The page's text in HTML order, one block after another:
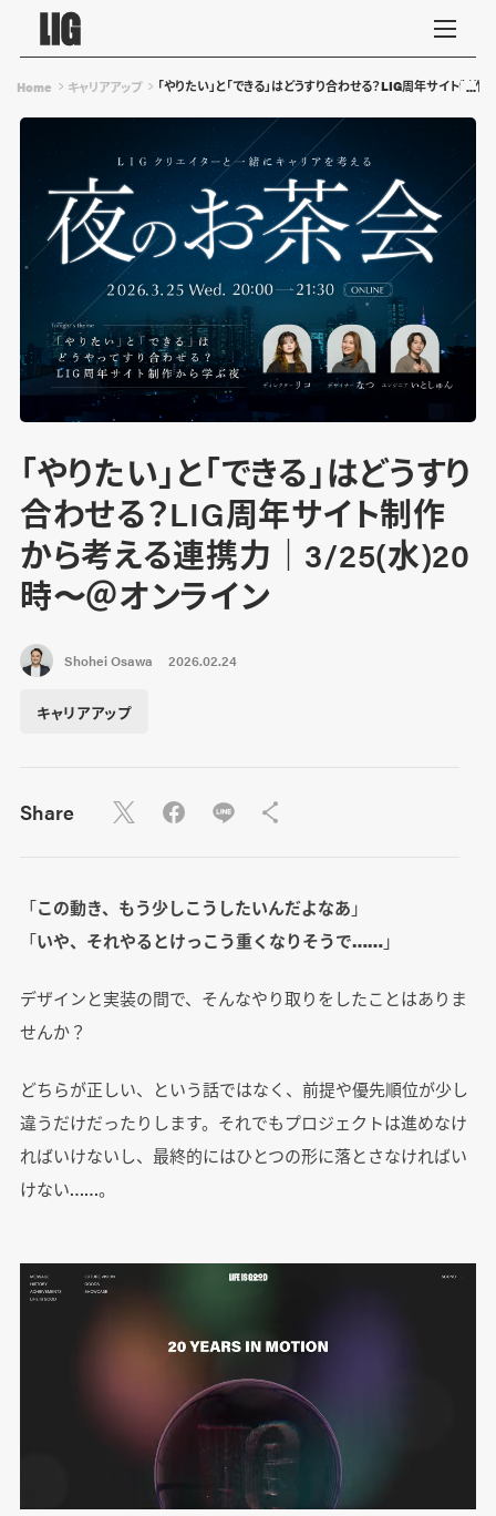
Home キャリアアップ 「やりたい」と「できる」はどうすり合わせる？LIG周年サイト
「やりたい」と「できる」はどうすり
合わせる？LIG周年サイト制作
から考える連携力｜3/25(水)20
時〜＠オンライン
Shohei Osawa 2026.02.24
キャリアアップ
Share
「この動き、もう少しこうしたいんだよなあ 」
「いや、それやるとけっこう重くなりそうで……」
デザインと実装の間で、そんなやり取りをしたことはありま
せんか？
どちらが正しい、という話ではなく、前提や優先順位が少し
違うだけだったりします。それでもプロジェクトは進めなけ
ればいけないし、最終的にはひとつの形に落とさなければい
けない……。